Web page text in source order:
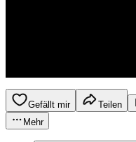
Gefällt mir Teilen
Mehr